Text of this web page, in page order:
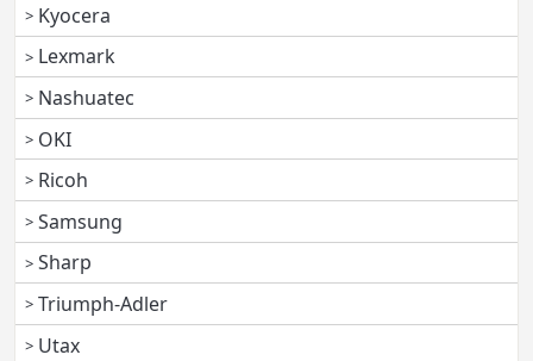
Kyocera
Lexmark
Nashuatec
OKI
Ricoh
Samsung
Sharp
Triumph-Adler
Utax